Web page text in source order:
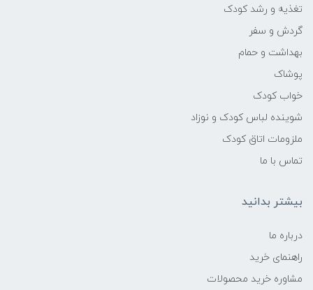
تغذیه و رشد کودک
گردش و سفر
بهداشت و حمام
پوشاک
خواب کودک
شوینده لباس کودک و نوزاد
ملزومات اتاق کودک
تماس با ما
بیشتر بدانید
درباره ما
راهنمای خرید
مشاوره خرید محصولات